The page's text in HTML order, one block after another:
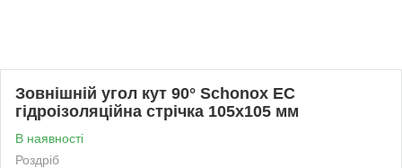
Зовнішній угол кут 90° Schonox EC
гідроізоляційна стрічка 105х105 мм
В наявності
Роздріб